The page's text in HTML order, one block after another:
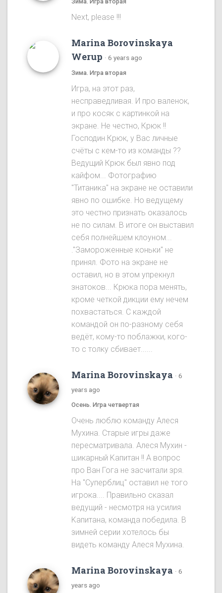
Next, please !!!
Marina Borovinskaya
Werup · 6 years ago
Зима. Игра вторая
Игра, на этот раз,
несправедливая. И про валенок,
и про косяк с картинкой на
экране. Не честно, Крюк !!
Господин Крюк, у Вас личные
счёты с кем-то из команды ??
Ведущий Крюк был явнo под
кайфом... Фотографию
"Титаника" на экране не оставили
явно по ошибке. Но ведущему
это честно признать оказалось
не по силам. В итоге он выставил
себя полнейшем клоуном...
."Замороженные коньки" не
принял. Фото на экране не
оставил, но в этом упрекнул
знатоков... Крюка пора менять,
кроме четкой дикции ему нечем
похвастаться. С каждой
командой он по-разному себя
ведёт, кому-то поблажки, кого-
то с толку сбивает......
Marina Borovinskaya · 6
years ago
Осень. Игра четвертая
Oчень люблю команду Алеся
Мухина. Старые игры даже
пересматривала. Алеся Мухин -
шикарный Kапитан !! A вопрос
про Ван Гога не засчитали зря.
На "Cуперблиц" оставил не того
игрока.... Правильно сказал
ведущий - несмотря на усилия
Kапитана, команда победила. B
зимней серии хотелось бы
видеть команду Алеся Мухинa.
Marina Borovinskaya · 6
years ago